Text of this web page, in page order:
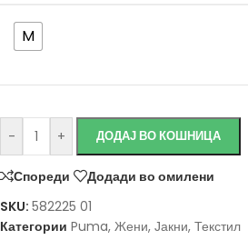
M
- + ДОДАЈ ВО КОШНИЦА
Спореди
Додади во омилени
SKU: 582225 01
Категории Puma, Жени, Јакни, Текстил